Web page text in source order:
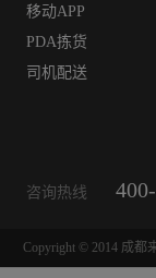
移动APP
PDA拣货
司机配送
咨询热线
Copyright © 2014 成都